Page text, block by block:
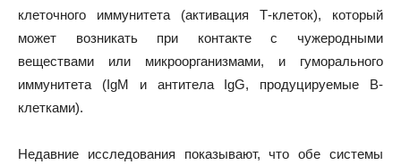
клеточного иммунитета (активация Т-клеток), который
может возникать при контакте с чужеродными
веществами или микроорганизмами, и гуморального
иммунитета (IgM и антитела IgG, продуцируемые В-
клетками).
Недавние исследования показывают, что обе системы